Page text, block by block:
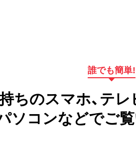
誰でも簡単!
ちのスマホ、テレ
ソコンなどでご